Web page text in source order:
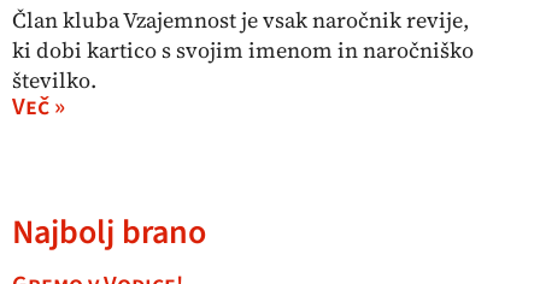
Član kluba Vzajemnost je vsak naročnik revije,
ki dobi kartico s svojim imenom in naročniško
številko.
Več »
Najbolj brano